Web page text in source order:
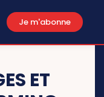
Je m'abonne
ET